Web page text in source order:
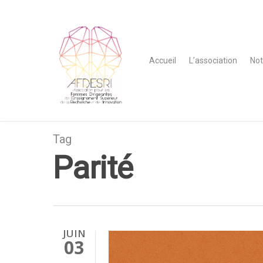
Accueil L’association
Tag
Parité
JUIN
03